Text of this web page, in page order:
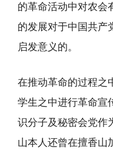
的革命活动中对农会
的发展对于中国共产
启发意义的。
在推动革命的过程之
学生之中进行革命宣
识分子及秘密会党作
山本人还曾在擅香山